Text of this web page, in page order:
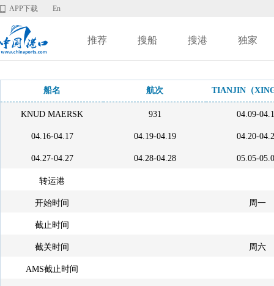
APP下载 En
推荐 搜船 搜港 独家
船名 航次 TIANJIN（
KNUD MAERSK 931 04.09-
04.16-04.17 04.19-04.19 04.20-
04.27-04.27 04.28-04.28 05.05-
转运港
开始时间 周一
截止时间
截关时间 周六
AMS截止时间